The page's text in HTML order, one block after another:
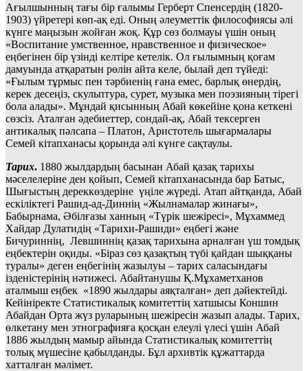
Ағылшынның тағы бір ғалымы Герберт Спенсердің (1820-
1903) үйретері көп-ақ еді. Оның әлеуметтік философиясы әлі
күнге маңызын жойған жоқ. Құр сөз болмауы үшін оның
«Воспитание умственное, нравственное и физическое»
еңбегінен бір үзінді келтіре кетелік. Ол ғылымның қоғам
дамуында атқаратын рөлін айта келе, былай деп түйеді:
«Ғылым тұрмыс пен тәрбиенің ғана емес, барлық өнердің,
керек десеңіз, скульптура, сурет, музыка мен поэзияның тірегі
бола алады». Мұндай қисынның Абай көкейіне қона кеткені
сөзсіз. Аталған әдебиеттер, сондай-ақ, Абай тексерген
антикалық пәлсапа – Платон, Аристотель шығармалары
Семей кітапханасы қорында әлі күнге сақтаулы.
Тарих. 1880 жылдардың басынан Абай қазақ тарихы
мәселелеріне ден қойып, Семей кітапханасында бар Батыс,
Шығыстың дереккөздеріне үңіле жүреді. Атап айтқанда, Абай
ескіліктегі Рашид-ад-Диннің «Жылнамалар жинағы»,
Бабырнама, Әбілғазы ханның «Түрік шежіресі», Мұхаммед
Хайдар Дулатидің «Тарихи-Рашиди» еңбегі және
Бичуриннің, Левшиннің қазақ тарихына арналған үш томдық
еңбектерін оқиды. «Біраз сөз қазақтың түбі қайдан шыққаны
туралы» деген еңбегінің жазылуы – тарих саласындағы
ізденістерінің нәтижесі. Абайтанушы Қ.Мұхаметханов
аталмыш еңбек «1890 жылдары аяқталған» деп дәйектейді.
Кейініректе Статистикалық комитеттің хатшысы Коншин
Абайдан Орта жүз руларының шежіресін жазып алады. Тарих,
өлкетану мен этнографияға қосқан елеулі үлесі үшін Абай
1886 жылдың мамыр айында Статистикалық комитеттің
толық мүшесіне қабылданды. Бұл архивтік құжаттарда
хатталған мәлімет.